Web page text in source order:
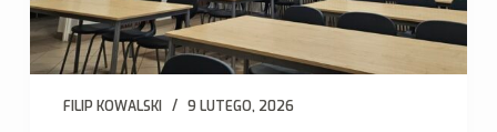
FILIP KOWALSKI 9 LUTEGO, 2026